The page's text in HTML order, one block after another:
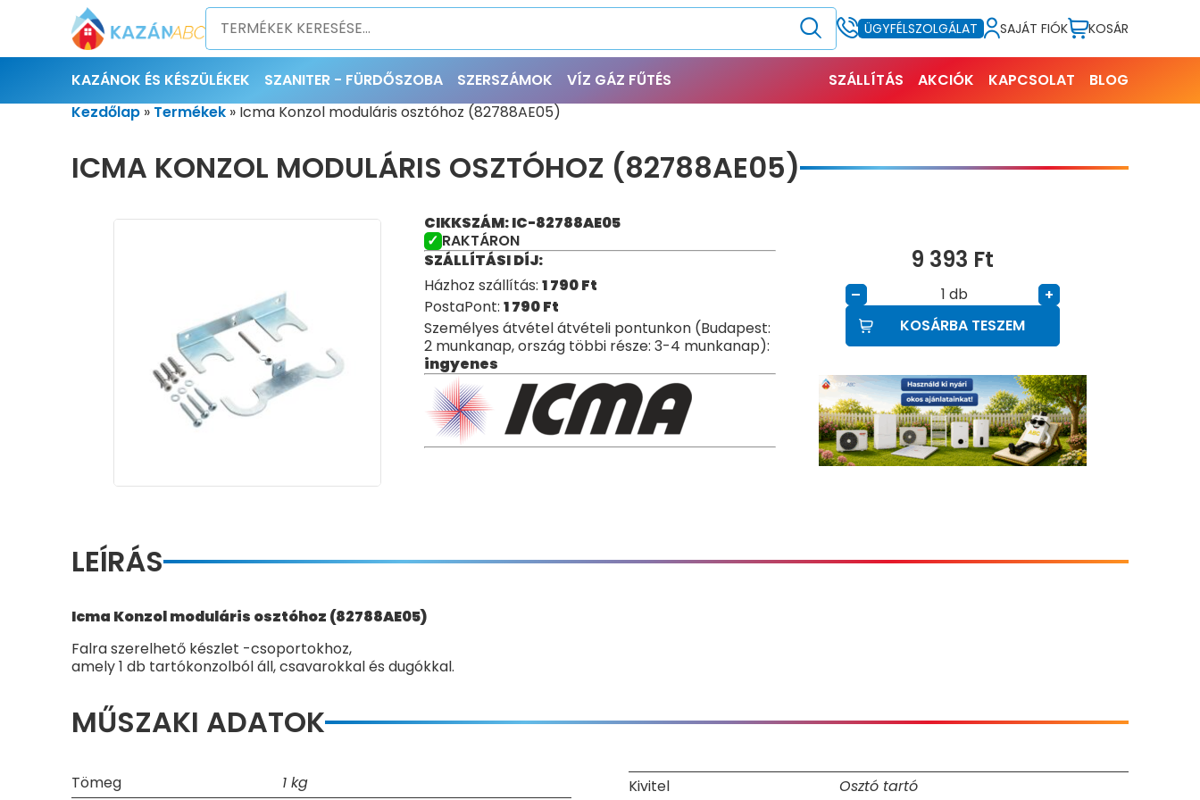
ÜGYFÉLSZOLGÁLAT SAJÁT FIÓK KOSÁR
KAZÁNOK ÉS KÉSZÜLÉKEK SZANITER - FÜRDŐSZOBA SZERSZÁMOK VÍZ GÁZ FŰTÉS SZÁLLÍTÁS AKCIÓK KAPCSOLAT
BLOG
Kezdőlap » Termékek » Icma Konzol moduláris osztóhoz (82788AE05)
ICMA KONZOL MODULÁRIS OSZTÓHOZ (82788AE05)
CIKKSZÁM: IC-82788AE05
RAKTÁRON
SZÁLLÍTÁSI DÍJ:
Házhoz szállítás: 1 790Ft
PostaPont: 1 790Ft
Személyes átvétel átvételi pontunkon (Budapest:
2 munkanap, ország többi része: 3-4 munkanap):
ingyenes
9 393 Ft
– db
+
KOSÁRBA TESZEM
LEÍRÁS
Icma Konzol moduláris osztóhoz (82788AE05)
Falra szerelhető készlet -csoportokhoz,
amely 1 db tartókonzolból áll, csavarokkal és dugókkal.
MŰSZAKI ADATOK
Tömeg 1 kg Kivitel Osztó tartó